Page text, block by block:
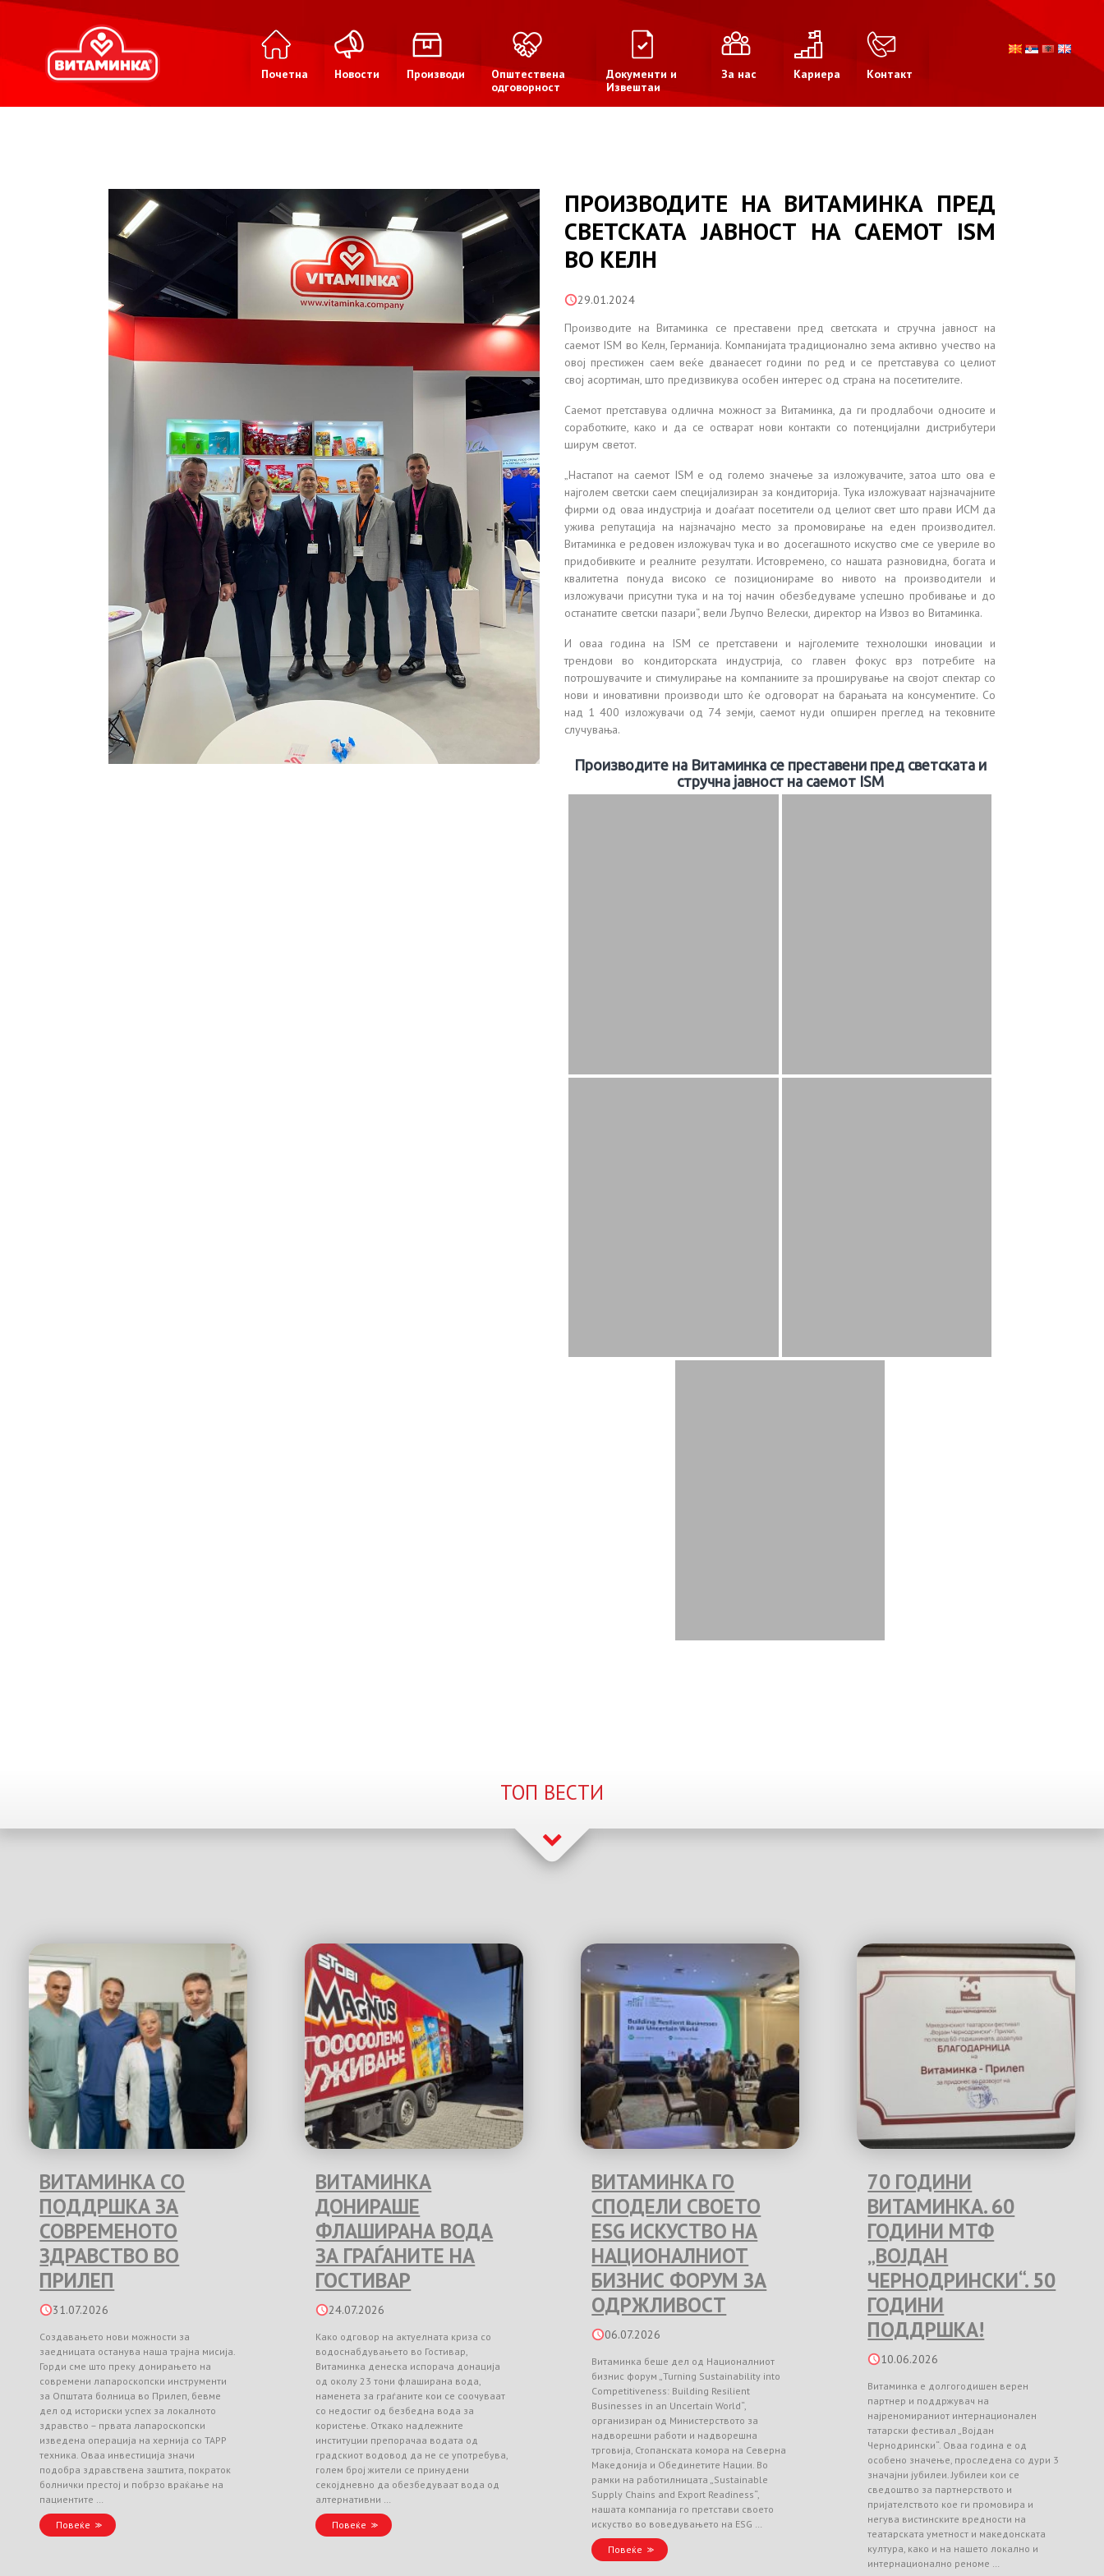
Почетна Новости Производи
Општествена
одговорност
Документи и
Извештаи
За нас Кариера Контакт
ПРОИЗВОДИТЕ НА ВИТАМИНКА ПРЕД
СВЕТСКАТА ЈАВНОСТ НА САЕМОТ ISM
ВО КЕЛН
29.01.2024
Производите на Витаминка се преставени пред светската и стручна јавност на
саемот ISM во Келн, Германија. Компанијата традиционално зема активно учество на
овој престижен саем веќе дванаесет години по ред и се претставува со целиот
свој асортиман, што предизвикува особен интерес од страна на посетителите.
Саемот претставува одлична можност за Витаминка, да ги продлабочи односите и
соработките, како и да се остварат нови контакти со потенцијални дистрибутери
ширум светот.
„Настапот на саемот ISM е од големо значење за изложувачите, затоа што ова е
најголем светски саем специјализиран за кондиторија. Тука изложуваат најзначајните
фирми од оваа индустрија и доаѓаат посетители од целиот свет што прави ИСМ да
ужива репутација на најзначајно место за промовирање на еден производител.
Витаминка е редовен изложувач тука и во досегашното искуство сме се увериле во
придобивките и реалните резултати. Истовремено, со нашата разновидна, богата и
квалитетна понуда високо се позиционираме во нивото на производители и
изложувачи присутни тука и на тој начин обезбедуваме успешно пробивање и до
останатите светски пазари“, вели Љупчо Велески, директор на Извоз во Витаминка.
И оваа година на ISM се претставени и најголемите технолошки иновации и
трендови во кондиторската индустрија, со главен фокус врз потребите на
потрошувачите и стимулирање на компаниите за проширување на својот спектар со
нови и иновативни производи што ќе одговорат на барањата на консументите. Со
над 1 400 изложувачи од 74 земји, саемот нуди опширен преглед на тековните
случувања.
Производите на Витаминка се преставени пред светската и
стручна јавност на саемот ISM
ТОП ВЕСТИ
ВИТАМИНКА СО
ПОДДРШКА ЗА
СОВРЕМЕНОТО
ЗДРАВСТВО ВО
ПРИЛЕП
31.07.2026
Создавањето нови можности за
заедницата останува наша трајна мисија.
Горди сме што преку донирањето на
современи лапароскопски инструменти
за Општата болница во Прилеп, бевме
дел од историски успех за локалното
здравство – првата лапароскопски
изведена операција на хернија со TAPP
техника. Оваа инвестиција значи
подобра здравствена заштита, пократок
болнички престој и побрзо враќање на
пациентите …
Повеќе
ВИТАМИНКА
ДОНИРАШЕ
ФЛАШИРАНА ВОДА
ЗА ГРАЃАНИТЕ НА
ГОСТИВАР
24.07.2026
Како одговор на актуелната криза со
водоснабдувањето во Гостивар,
Витаминка денеска испорача донација
од околу 23 тони флаширана вода,
наменета за граѓаните кои се соочуваат
со недостиг од безбедна вода за
користење. Откако надлежните
институции препорачаа водата од
градскиот водовод да не се употребува,
голем број жители се принудени
секојдневно да обезбедуваат вода од
алтернативни …
Повеќе
ВИТАМИНКА ГО
СПОДЕЛИ СВОЕТО
ESG ИСКУСТВО НА
НАЦИОНАЛНИОТ
БИЗНИС ФОРУМ ЗА
ОДРЖЛИВОСТ
06.07.2026
Витаминка беше дел од Националниот
бизнис форум „Turning Sustainability into
Competitiveness: Building Resilient
Businesses in an Uncertain World“,
организиран од Министерството за
надворешни работи и надворешна
трговија, Стопанската комора на Северна
Македонија и Обединетите Нации. Во
рамки на работилницата „Sustainable
Supply Chains and Export Readiness“,
нашата компанија го претстави своето
искуство во воведувањето на ESG …
Повеќе
70 ГОДИНИ
ВИТАМИНКА. 60
ГОДИНИ МТФ
„ВОЈДАН
ЧЕРНОДРИНСКИ“. 50
ГОДИНИ
ПОДДРШКА!
10.06.2026
Витаминка е долгогодишен верен
партнер и поддржувач на
најреномираниот интернационален
татарски фестивал „Војдан
Чернодрински“. Оваа година е од
особено значење, проследена со дури 3
значајни јубилеи. Јубилеи кои се
сведоштво за партнерството и
пријателството кое ги промовира и
негува вистинските вредности на
театарската уметност и македонската
култура, како и на нашето локално и
интернационално реноме …